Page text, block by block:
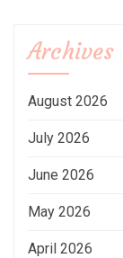
Archives
August 2026
July 2026
June 2026
May 2026
April 2026